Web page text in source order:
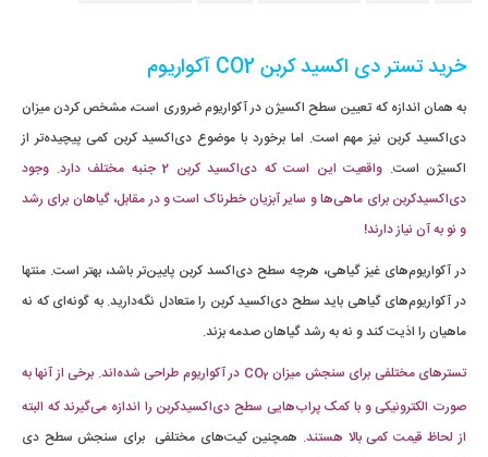
خرید تستر دی اکسید کربن CO2 آکواریوم
به همان اندازه که تعیین سطح اکسیژن در آکواریوم ضروری است، مشخص کردن میزان
دی‌اکسید کربن نیز مهم است. اما برخورد با موضوع دی‌اکسید کربن کمی پیچیده‌تر از
اکسیژن است.
واقعیت این است که دی‌اکسید کربن 2 جنبه مختلف دارد. وجود
دی‌اکسیدکربن برای ماهی‌ها و سایر آبزیان خطرناک است و در مقابل، گیاهان برای رشد
و نو به آن نیاز دارند!
در آکواریوم‌های غیز گیاهی، هرچه سطح دی‌اکسد کربن پایین‌تر باشد، بهتر است. منتها
در آکواریوم‌های گیاهی باید سطح دی‌اکسید کربن را متعادل نگه‌دارید. به گونه‌ای که نه
ماهیان را اذیت کند و نه به رشد گیاهان صدمه بزند.
تسترهای مختلفی برای سنجش میزان CO 2
در آکواریوم طراحی شده‌اند. برخی از آنها به
صورت الکترونیکی و با کمک پراب‌هایی سطح دی‌اکسیدکربن را اندازه می‌گیرند که البته
از لحاظ قیمت کمی بالا هستند. همچنین کیت‌های مختلفی برای سنجش سطح دی